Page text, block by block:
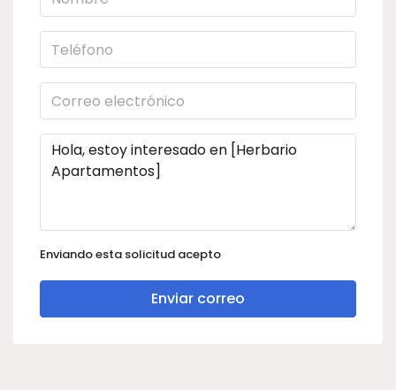
Enviando esta solicitud acepto
Enviar correo